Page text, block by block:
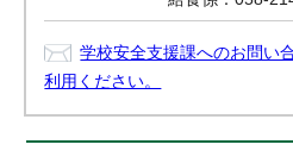
学校安全支援課へのお問い
利用ください。